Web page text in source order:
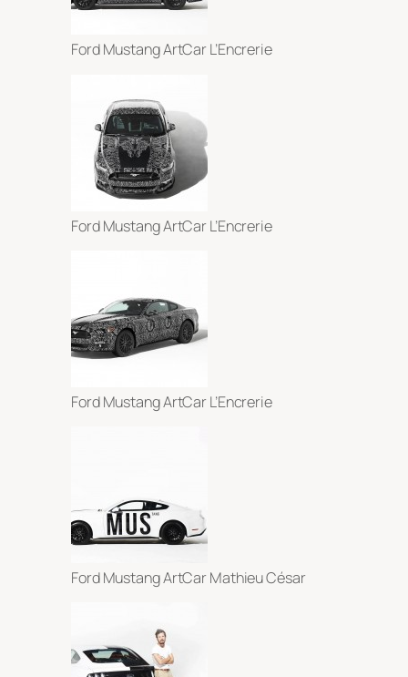
Ford Mustang ArtCar L’Encrerie
Ford Mustang ArtCar L’Encrerie
Ford Mustang ArtCar L’Encrerie
Ford Mustang ArtCar Mathieu César